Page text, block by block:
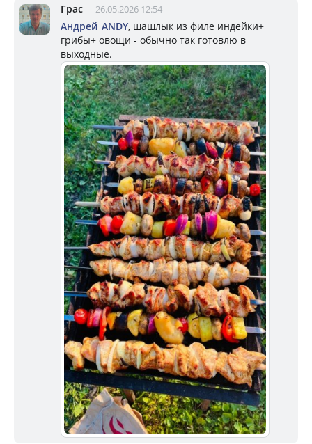
Грас 26.05.2026 12:54
Андрей_ANDY, шашлык из филе индейки+
грибы+ овощи - обычно так готовлю в
выходные.